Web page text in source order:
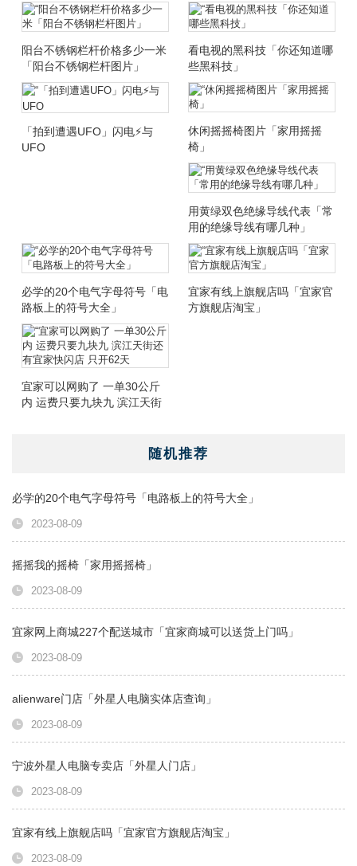
阳台不锈钢栏杆价格多少一米
「阳台不锈钢栏杆图片」
看电视的黑科技「你还知道哪
些黑科技」
「拍到遭遇UFO」闪电⚡️与
UFO
休闲摇摇椅图片「家用摇摇
椅」
用黄绿双色绝缘导线代表「常
用的绝缘导线有哪几种」
必学的20个电气字母符号「电
路板上的符号大全」
宜家有线上旗舰店吗「宜家官
方旗舰店淘宝」
宜家可以网购了 一单30公斤
内 运费只要九块九 滨江天街
随机推荐
必学的20个电气字母符号「电路板上的符号大全」
2023-08-09
摇摇我的摇椅「家用摇摇椅」
2023-08-09
宜家网上商城227个配送城市「宜家商城可以送货上门吗」
2023-08-09
alienware门店「外星人电脑实体店查询」
2023-08-09
宁波外星人电脑专卖店「外星人门店」
2023-08-09
宜家有线上旗舰店吗「宜家官方旗舰店淘宝」
2023-08-09